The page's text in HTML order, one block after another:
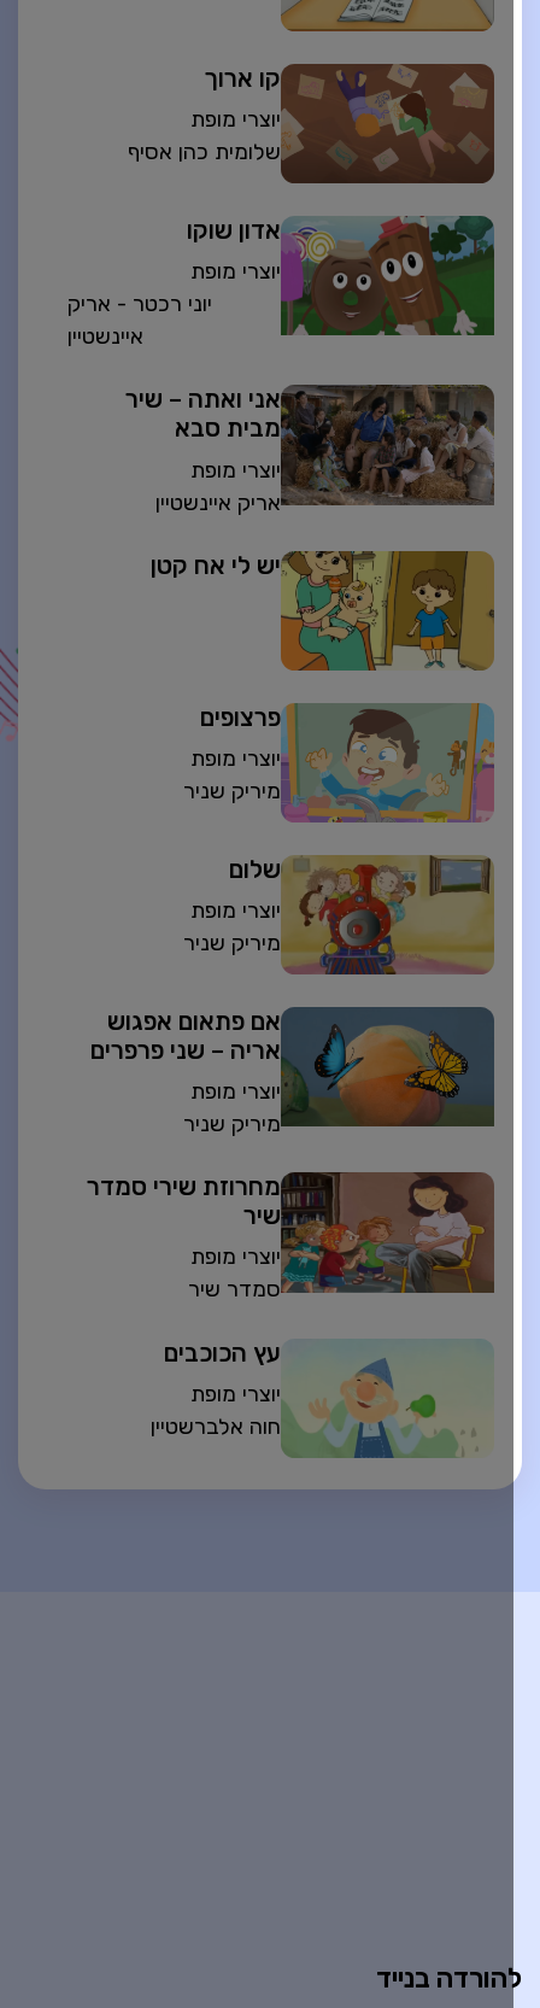
קו ארוך
יוצרי מופת
שלומית כהן אסיף
אדון שוקו
יוצרי מופת
יוני רכטר - אריק
איינשטיין
אני ואתה – שיר
מבית סבא
יוצרי מופת
אריק איינשטיין
יש לי אח קטן
פרצופים
יוצרי מופת
מיריק שניר
שלום
יוצרי מופת
מיריק שניר
אם פתאום אפגוש
אריה – שני פרפרים
יוצרי מופת
מיריק שניר
מחרוזת שירי סמדר
שיר
יוצרי מופת
סמדר שיר
עץ הכוכבים
יוצרי מופת
חוה אלברשטיין
בנייד